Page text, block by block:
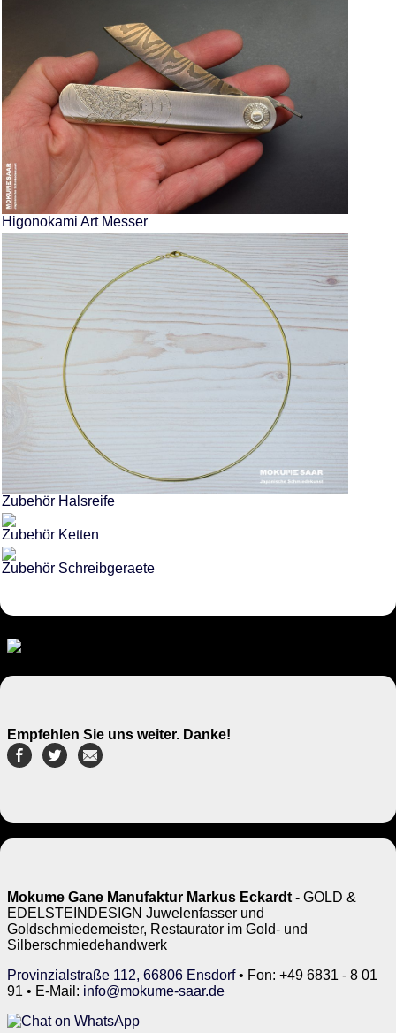
Higonokami Art Messer
Zubehör Halsreife
Zubehör Ketten
Zubehör Schreibgeraete
Empfehlen Sie uns weiter. Danke!
Mokume Gane Manufaktur Markus Eckardt - GOLD &
EDELSTEINDESIGN Juwelenfasser und
Goldschmiedemeister, Restaurator im Gold- und
Silberschmiedehandwerk
Provinzialstraße 112, 66806 Ensdorf• Fon: +49 6831 - 8 01
91 • E-Mail: info@mokume-saar.de